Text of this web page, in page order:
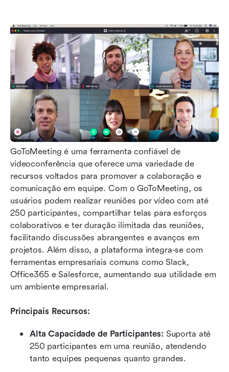
GoToMeeting é uma ferramenta confiável de
videoconferência que oferece uma variedade de
recursos voltados para promover a colaboração e
comunicação em equipe. Com o GoToMeeting, os
usuários podem realizar reuniões por vídeo com até
250 participantes, compartilhar telas para esforços
colaborativos e ter duração ilimitada das reuniões,
facilitando discussões abrangentes e avanços em
projetos. Além disso, a plataforma integra-se com
ferramentas empresariais comuns como Slack,
Office365 e Salesforce, aumentando sua utilidade em
um ambiente empresarial.
Principais Recursos:
Alta Capacidade de Participantes: Suporta até
250 participantes em uma reunião, atendendo
tanto equipes pequenas quanto grandes.